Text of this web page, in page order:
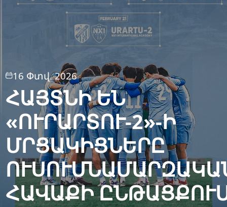
16 Փտվ. 2026
ՀԱՅՏՆԻ ԵՆ
«ՈՒՐԱՐՏՈՒ-2»-Ի
ՄՐՑԱԿԻՑՆԵՐԸ
ՀԱՎԱՔԻ